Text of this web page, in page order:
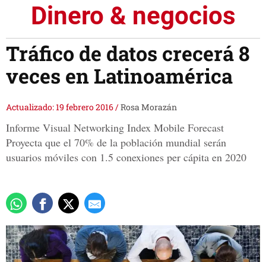
Dinero & negocios
Tráfico de datos crecerá 8
veces en Latinoamérica
Actualizado: 19 febrero 2016/Rosa Morazán
Informe Visual Networking Index Mobile Forecast
Proyecta que el 70% de la población mundial serán
usuarios móviles con 1.5 conexiones per cápita en 2020